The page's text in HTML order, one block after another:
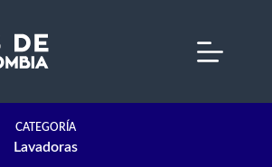
CATEGORÍA
Lavadoras